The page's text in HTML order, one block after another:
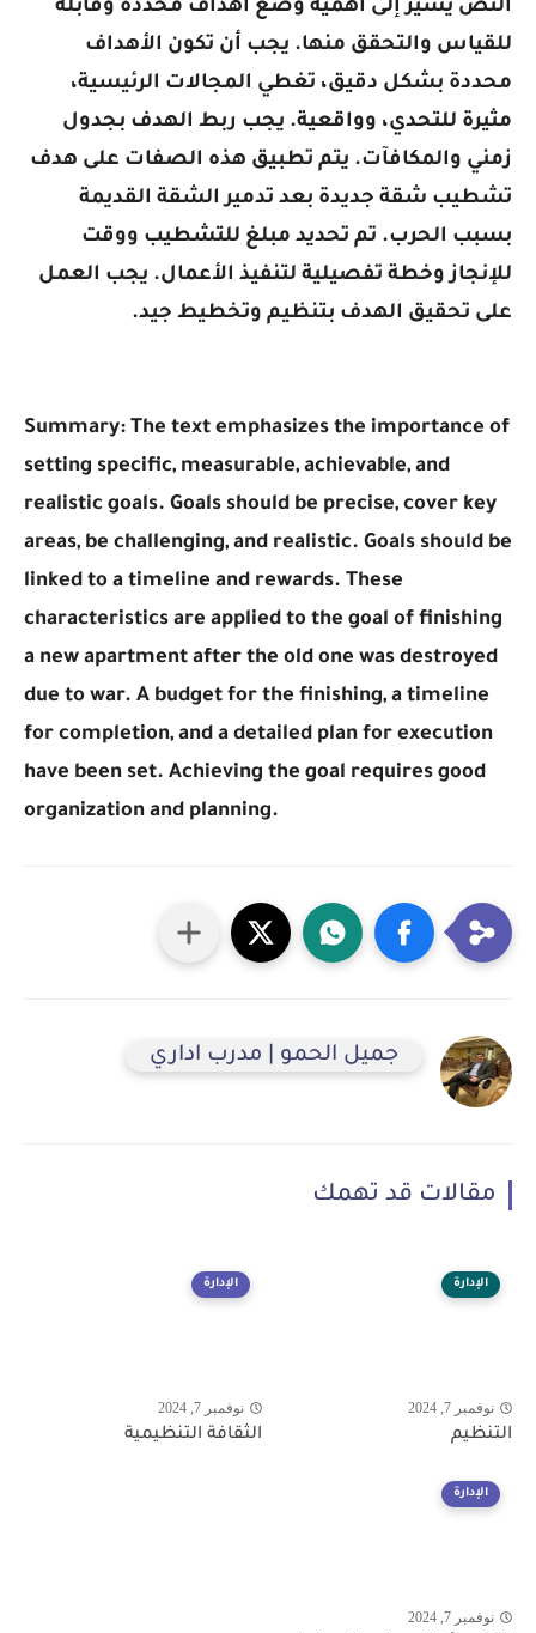
النص يشير إلى أهمية وضع أهداف محددة وقابلة
للقياس والتحقق منها. يجب أن تكون الأهداف
محددة بشكل دقيق، تغطي المجالات الرئيسية،
مثيرة للتحدي، وواقعية. يجب ربط الهدف بجدول
زمني والمكافآت. يتم تطبيق هذه الصفات على هدف
تشطيب شقة جديدة بعد تدمير الشقة القديمة
بسبب الحرب. تم تحديد مبلغ للتشطيب ووقت
للإنجاز وخطة تفصيلية لتنفيذ الأعمال. يجب العمل
على تحقيق الهدف بتنظيم وتخطيط جيد.
Summary: The text emphasizes the importance of
setting specific, measurable, achievable, and
realistic goals. Goals should be precise, cover key
areas, be challenging, and realistic. Goals should be
linked to a timeline and rewards. These
characteristics are applied to the goal of finishing
a new apartment after the old one was destroyed
due to war. A budget for the finishing, a timeline
for completion, and a detailed plan for execution
have been set. Achieving the goal requires good
organization and planning.
جميل الحمو | مدرب اداري
مقالات قد تهمك
الإدارة
نوفمبر 7, 2024
التنظيم
الإدارة
نوفمبر 7, 2024
الثقافة التنظيمية
الإدارة
نوفمبر 7, 2024